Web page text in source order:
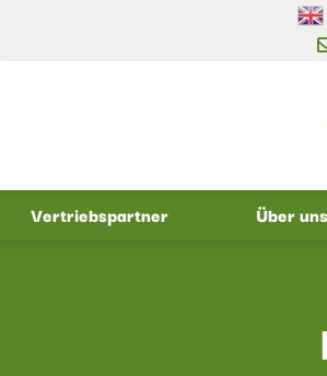
Vertriebspartner Über uns